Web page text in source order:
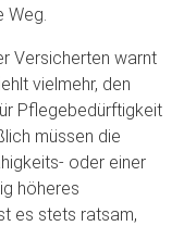
Weg.
Versicherten warnt
vielmehr, den
Pflegebedürftigkeit
müssen die
oder einer
höheres
es stets ratsam,